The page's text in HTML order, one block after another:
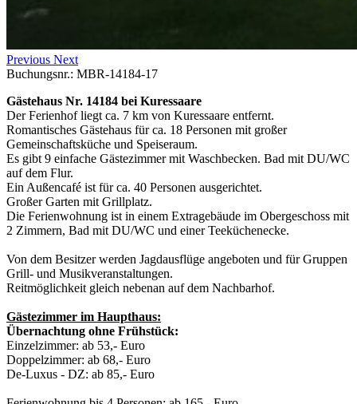
Previous Next
Buchungsnr.: MBR-14184-17
Gästehaus Nr. 14184 bei Kuressaare
Der Ferienhof liegt ca. 7 km von Kuressaare entfernt.
Romantisches Gästehaus für ca. 18 Personen mit großer
Gemeinschaftsküche und Speiseraum.
Es gibt 9 einfache Gästezimmer mit Waschbecken. Bad mit DU/WC
auf dem Flur.
Ein Außencafé ist für ca. 40 Personen ausgerichtet.
Großer Garten mit Grillplatz.
Die Ferienwohnung ist in einem Extragebäude im Obergeschoss mit
2 Zimmern, Bad mit DU/WC und einer Teeküchenecke.
Von dem Besitzer werden Jagdausflüge angeboten und für Gruppen
Grill- und Musikveranstaltungen.
Reitmöglichkeit gleich nebenan auf dem Nachbarhof.
Gästezimmer im Haupthaus:
Übernachtung ohne Frühstück:
Einzelzimmer: ab 53,- Euro
Doppelzimmer: ab 68,- Euro
De-Luxus - DZ: ab 85,- Euro